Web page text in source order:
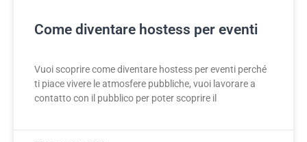
Come diventare hostess per eventi
Vuoi scoprire come diventare hostess per eventi perché
ti piace vivere le atmosfere pubbliche, vuoi lavorare a
contatto con il pubblico per poter scoprire il